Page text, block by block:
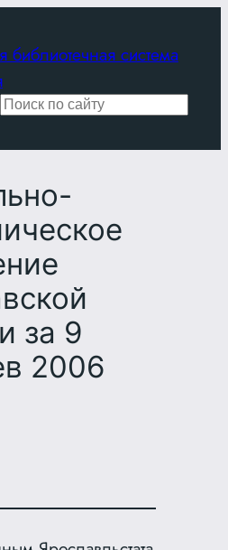
библиотечная система
Поиск
за 9
2006